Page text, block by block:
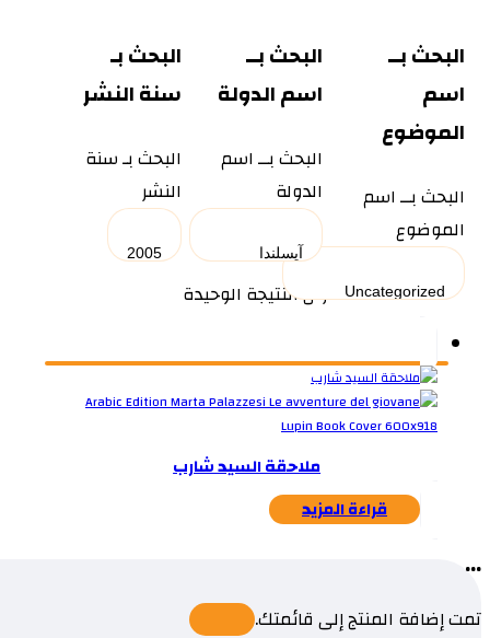
البحث بــ
اسم
الموضوع
البحث بــ اسم
الموضوع
البحث بــ
اسم الدولة
البحث بــ اسم
الدولة
البحث بـ
سنة النشر
البحث بـ سنة
النشر
عرض النتيجة الوحيدة
ملاحقة السيد شارب
قراءة المزيد
...
تمت إضافة المنتج إلى قائمتك.